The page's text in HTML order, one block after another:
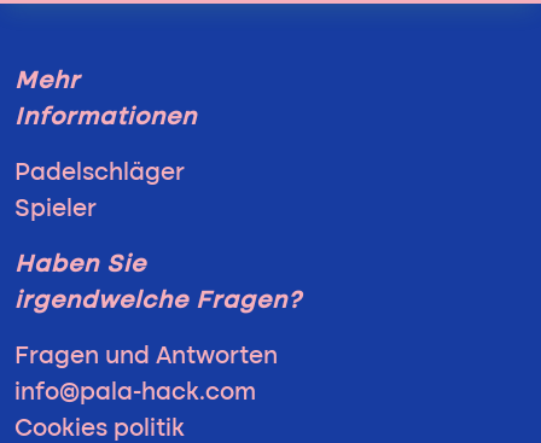
Mehr
Informationen
Padelschläger
Spieler
Haben Sie
irgendwelche Fragen?
Fragen und Antworten
info@pala-hack.com
Cookies politik